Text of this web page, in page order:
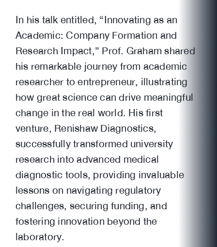
In his talk entitled, “Innovating as an
Academic: Company Formation and
Research Impact,” Prof. Graham shared
his remarkable journey from academic
researcher to entrepreneur, illustrating
how great science can drive meaningful
change in the real world. His first
venture, Renishaw Diagnostics,
successfully transformed university
research into advanced medical
diagnostic tools, providing invaluable
lessons on navigating regulatory
challenges, securing funding, and
fostering innovation beyond the
laboratory.